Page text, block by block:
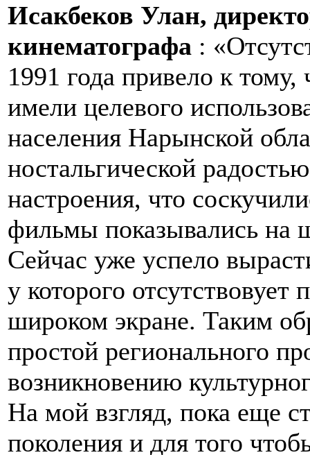
Исакбеков Улан,
кинематографа :
1991 года привело к
имели целевого
населения Нарынской
ностальгической
настроения, что
фильмы показывались на
Сейчас уже успело
у которого
широком экране. Таким
простой регионального
возникновению
На мой взгляд, пока еще
поколения и для того